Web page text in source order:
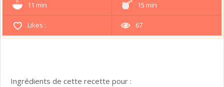
11 min 15 min
Likes : 67
Ingrédients de cette recette pour :